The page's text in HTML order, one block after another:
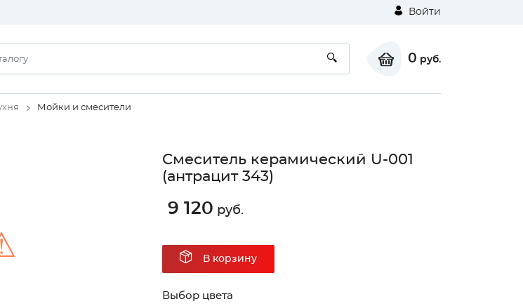
Войти
0 руб.
Мойки и смесители
Смеситель керамический U-001
(антрацит 343)
9 120 руб.
В корзину
Выбор цвета